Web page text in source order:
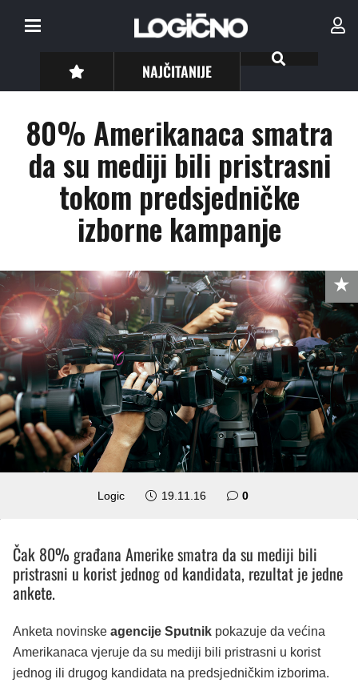
NAJČITANIJE
80% Amerikanaca smatra
da su mediji bili pristrasni
tokom predsjedničke
izborne kampanje
Logic 19.11.16 0
Čak 80% građana Amerike smatra da su mediji bili
pristrasni u korist jednog od kandidata, rezultat je jedne
ankete.
Anketa novinske agencije Sputnik pokazuje da većina
Amerikanaca vjeruje da su mediji bili pristrasni u korist
jednog ili drugog kandidata na predsjedničkim izborima.